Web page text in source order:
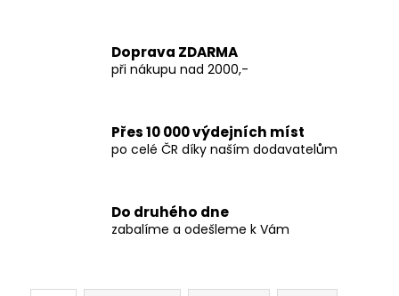
Doprava ZDARMA
při nákupu nad 2000,-
Přes 10 000 výdejních míst
po celé ČR díky naším dodavatelům
Do druhého dne
zabalíme a odešleme k Vám